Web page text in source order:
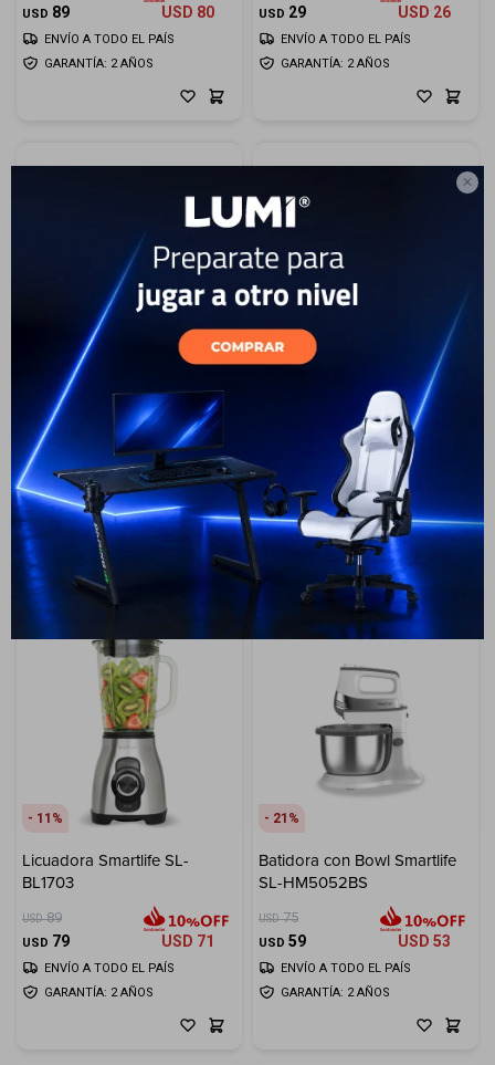

USD 89 USD 80
GARANTÍA: 2 AÑOS
ENVÍO A TODO EL PAÍS
USD 29 USD 26
GARANTÍA: 2 AÑOS
ENVÍO A TODO EL PAÍS
Cafetera Smartlife Expreso
USD
USD 69 USD62
GARANTÍA: 2 AÑOS
ENVÍO A TODO EL PAÍS
20
Jarra Eléctrica Digital
USD USD
GARANTÍA: 2 AÑOS
ENVÍO A TODO EL PAÍS
11
Licuadora Smartlife SL-
BL1703
USD 89
USD 79 USD 71
GARANTÍA: 2 AÑOS
ENVÍO A TODO EL PAÍS
21
Batidora con Bowl Smartlife
SL-HM5052BS
USD 75
USD 59 USD 53
GARANTÍA: 2 AÑOS
ENVÍO A TODO EL PAÍS